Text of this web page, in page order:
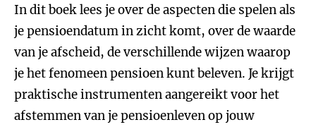
In dit boek lees je over de aspecten die spelen als
je pensioendatum in zicht komt, over de waarde
van je afscheid, de verschillende wijzen waarop
je het fenomeen pensioen kunt beleven. Je krijgt
praktische instrumenten aangereikt voor het
afstemmen van je pensioenleven op jouw